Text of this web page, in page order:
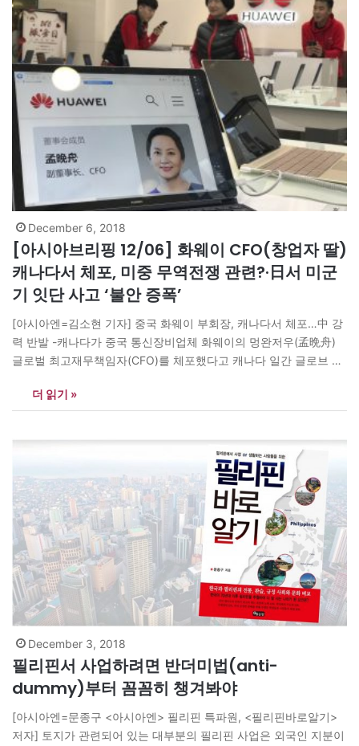
December 6, 2018
[아시아브리핑 12/06] 화웨이 CFO(창업자 딸)
캐나다서 체포, 미중 무역전쟁 관련?·日서 미군
기 잇단 사고 ‘불안 증폭’
[아시아엔=김소현 기자] 중국 화웨이 부회장, 캐나다서 체포…中 강
력 반발 -캐나다가 중국 통신장비업체 화웨이의 멍완저우(孟晩舟)
글로벌 최고재무책임자(CFO)를 체포했다고 캐나다 일간 글로브 앤
대통령과 시진핑 중국 국가주석이 1일 90일간의 무역전쟁 휴전에
합의한 직후 돌출된 것으로 미중 무역협상에 악재로 작용할 가능성
더 읽기 »
December 3, 2018
필리핀서 사업하려면 반더미법(anti-
dummy)부터 꼼꼼히 챙겨봐야
[아시아엔=문종구 <아시아엔> 필리핀 특파원, <필리핀바로알기>
저자] 토지가 관련되어 있는 대부분의 필리핀 사업은 외국인 지분이